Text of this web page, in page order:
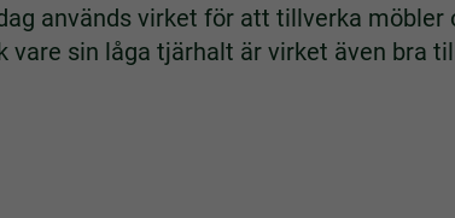
används virket för att tillverka möbler
vare sin låga tjärhalt är virket även bra